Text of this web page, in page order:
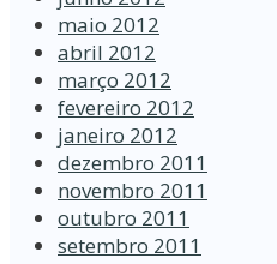
maio 2012
abril 2012
março 2012
fevereiro 2012
janeiro 2012
dezembro 2011
novembro 2011
outubro 2011
setembro 2011